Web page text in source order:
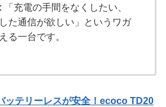
「充電の手間をなくしたい、
た通信が欲しい」というワガ
る一台です。
ッテリーレスが安全！ecoco TD20